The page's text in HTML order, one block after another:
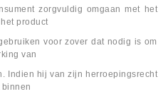
zorgvuldig omgaan met het
product
voor zover dat nodig is om
van
Indien hij van zijn herroepingsrecht